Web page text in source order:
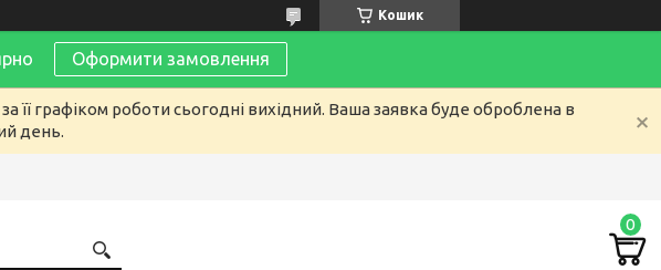
Кошик
Оформити замовлення
графіком роботи сьогодні вихідний. Ваша заявка буде оброблена в
день.